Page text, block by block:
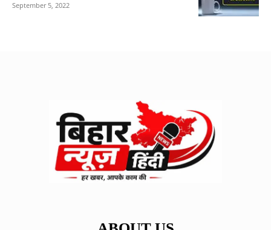
September 5, 2022